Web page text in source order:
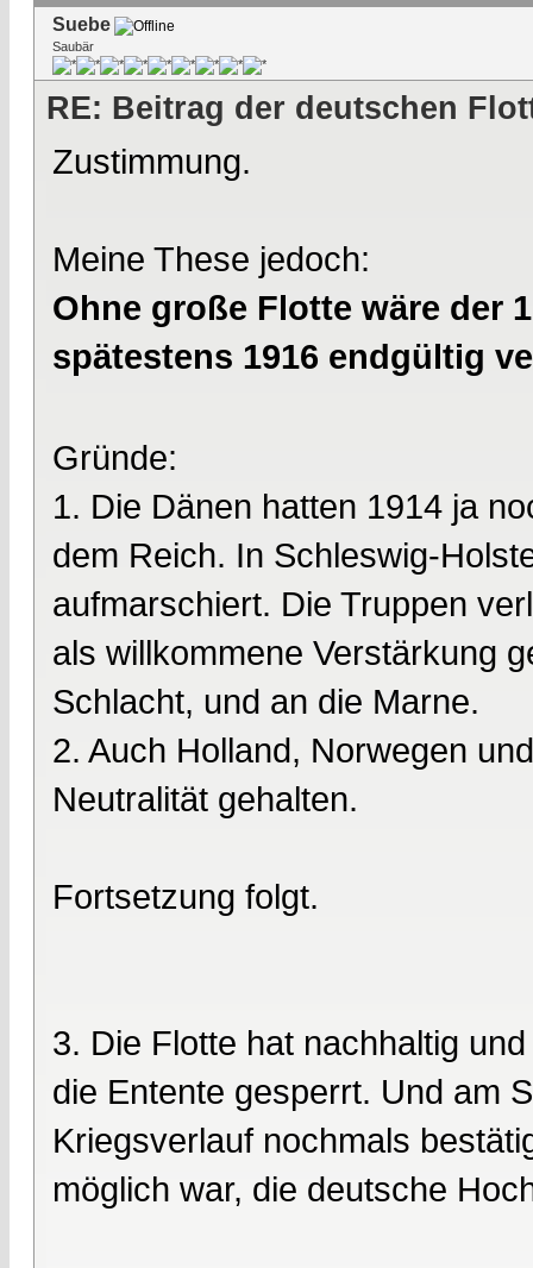
Suebe
Saubär
RE: Beitrag der deutschen
Zustimmung.
Meine These jedoch:
Ohne große Flotte wäre der
spätestens 1916 endgültig
Gründe:
1. Die Dänen hatten 1914 ja
dem Reich. In Schleswig-
aufmarschiert. Die Truppen
als willkommene Verstärkung
Schlacht, und an die Marne.
2. Auch Holland, Norwegen
Neutralität gehalten.
Fortsetzung folgt.
3. Die Flotte hat nachhaltig
die Entente gesperrt. Und am
Kriegsverlauf nochmals
möglich war, die deutsche